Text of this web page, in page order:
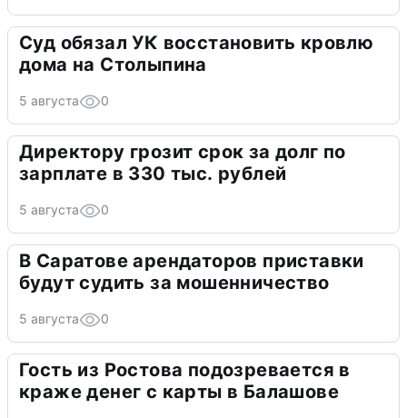
Суд обязал УК восстановить кровлю
дома на Столыпина
5 августа 0
Директору грозит срок за долг по
зарплате в 330 тыс. рублей
5 августа 0
В Саратове арендаторов приставки
будут судить за мошенничество
5 августа 0
Гость из Ростова подозревается в
краже денег с карты в Балашове